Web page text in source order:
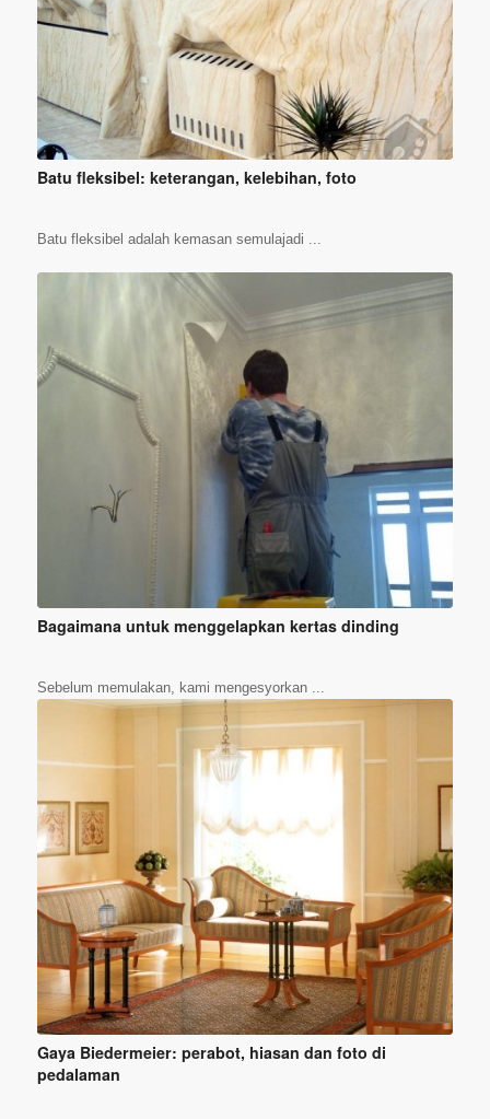
Batu fleksibel: keterangan, kelebihan, foto
Batu fleksibel adalah kemasan semulajadi ...
Bagaimana untuk menggelapkan kertas dinding
Sebelum memulakan, kami mengesyorkan ...
Gaya Biedermeier: perabot, hiasan dan foto di
pedalaman